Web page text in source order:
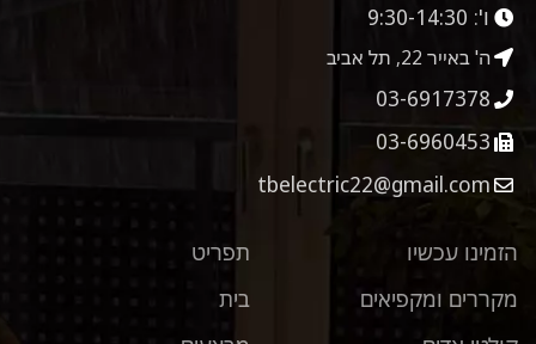
ו': 9:30-14:30
ה' באייר 22, תל אביב
03-6917378
03-6960453
tbelectric22@gmail.com
תפריט
בית
הזמינו עכשיו
מקררים ומקפיאים